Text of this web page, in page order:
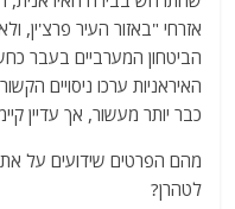
אזרחי "באזור העיר פרצ'ין,
הביטחון המערביים בעבר
האיראניות ערכו ניסויים
כבר יותר מעשור, אך עדיין
לטהרן?